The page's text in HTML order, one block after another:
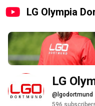
LG Olympia
LG
@lgodortmund
596